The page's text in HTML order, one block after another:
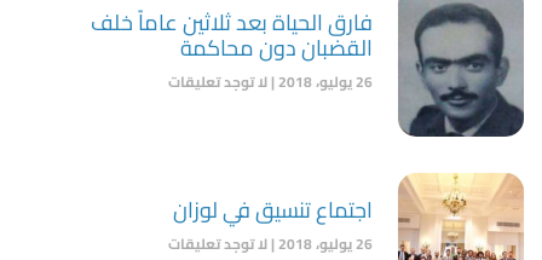
فارق الحياة بعد ثلاثين عاماً خلف
القضبان دون محاكمة
26 يوليو، 2018 لا توجد تعليقات
اجتماع تنسيق في لوزان
26 يوليو، 2018 لا توجد تعليقات